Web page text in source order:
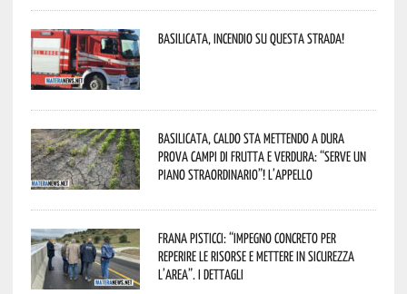
Basilicata, incendio su questa strada!
Basilicata, caldo sta mettendo a dura
prova campi di frutta e verdura: “Serve un
piano straordinario”! L’appello
Frana Pisticci: “Impegno concreto per
reperire le risorse e mettere in sicurezza
l’area”. I dettagli